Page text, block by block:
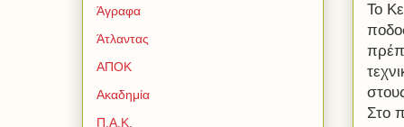
Το
Στο
Άγραφα
Άτλαντας
ΑΠΟΚ
Ακαδημία
Π.Α.Κ.